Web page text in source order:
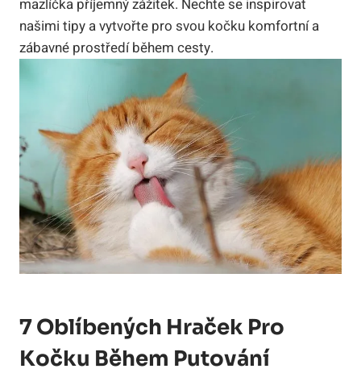
mazlíčka příjemný zážitek. Nechte se inspirovat
našimi tipy a vytvořte pro svou kočku komfortní a
zábavné prostředí během cesty.
7 Oblíbených Hraček Pro
Kočku Během Putování